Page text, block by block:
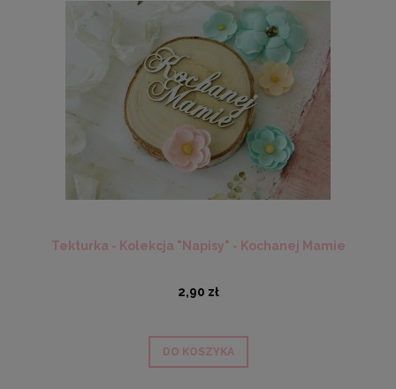
Tekturka - Kolekcja "Napisy" - Kochanej Mamie
2,90 zł
DO KOSZYKA